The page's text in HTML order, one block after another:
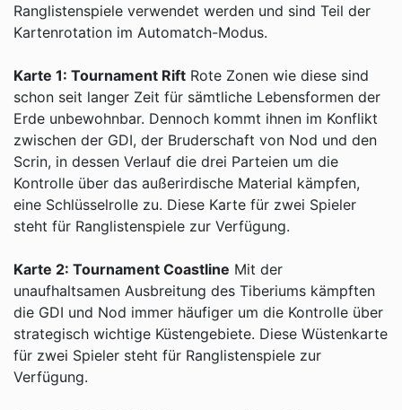
Ranglistenspiele verwendet werden und sind Teil der
Kartenrotation im Automatch-Modus.
Karte 1: Tournament Rift Rote Zonen wie diese sind
schon seit langer Zeit für sämtliche Lebensformen der
Erde unbewohnbar. Dennoch kommt ihnen im Konflikt
zwischen der GDI, der Bruderschaft von Nod und den
Scrin, in dessen Verlauf die drei Parteien um die
Kontrolle über das außerirdische Material kämpfen,
eine Schlüsselrolle zu. Diese Karte für zwei Spieler
steht für Ranglistenspiele zur Verfügung.
Karte 2: Tournament Coastline Mit der
unaufhaltsamen Ausbreitung des Tiberiums kämpften
die GDI und Nod immer häufiger um die Kontrolle über
strategisch wichtige Küstengebiete. Diese Wüstenkarte
für zwei Spieler steht für Ranglistenspiele zur
Verfügung.